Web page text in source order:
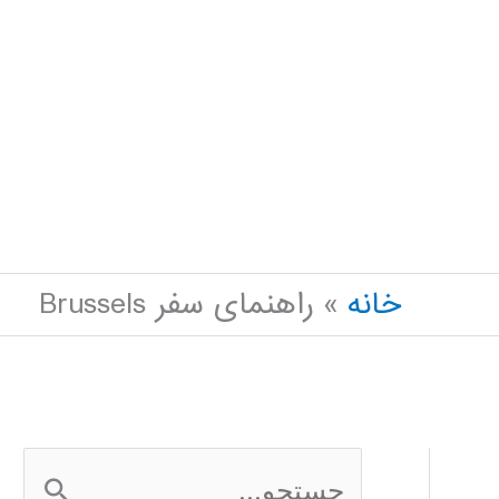
خانه
راهنمای سفر Brussels